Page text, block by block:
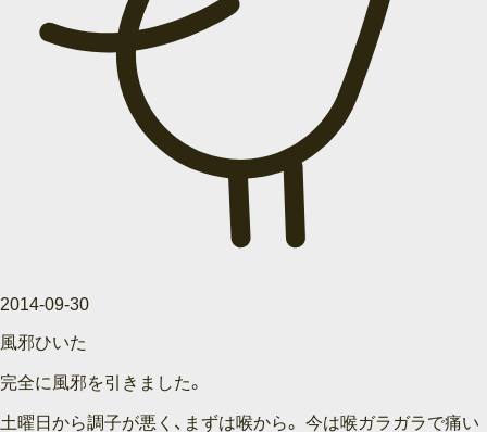
2014-09-30
風邪ひいた
完全に風邪を引きました。
土曜日から調子が悪く、まずは喉から。 今は喉ガラガラで痛い